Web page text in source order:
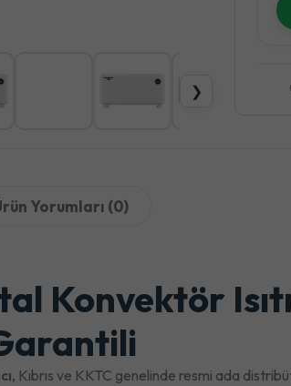
❯
Yorumları (0)
Konvektör
, Kıbrıs ve KKTC genelinde resmi ada